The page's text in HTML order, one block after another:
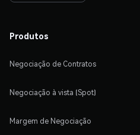
Produtos
Negociação de Contratos
Negociação à vista (Spot)
Margem de Negociação